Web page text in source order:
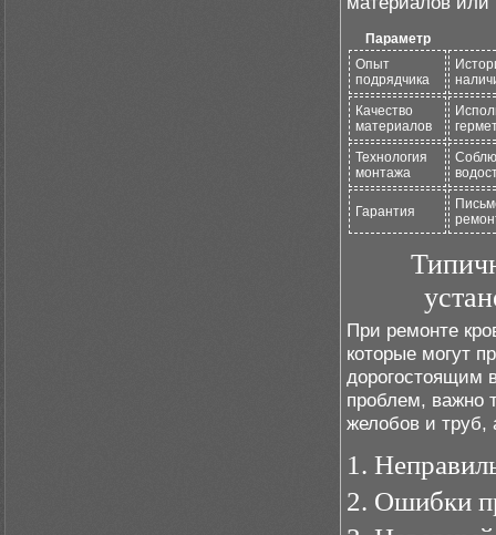
Параметр
Опыт
подрядчика
Качество
материалов
Технология
монтажа
Гарантия
При ремонте
которые могут
дорогостоящим
проблем, важно
желобов и труб,
1.
2. Ошибки